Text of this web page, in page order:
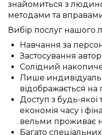
знайомиться з
методами та
Вибір послуг нашого
Навчання за
Застосування
Солідний
Лише
відображається на
Доступ з будь-якої
економія часу і
вельми проживає
Багато спеціальних